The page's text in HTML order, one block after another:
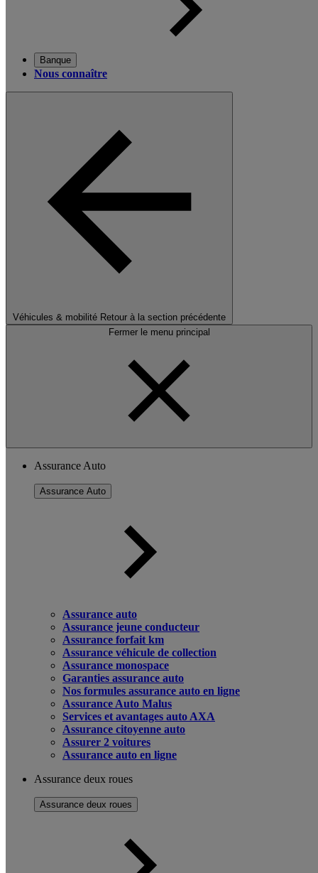
Banque
Nous connaître
Véhicules & mobilité Retour à la section précédente
Fermer le menu principal
Assurance Auto
Assurance Auto
Assurance auto
Assurance jeune conducteur
Assurance forfait km
Assurance véhicule de collection
Assurance monospace
Garanties assurance auto
Nos formules assurance auto en ligne
Assurance Auto Malus
Services et avantages auto AXA
Assurance citoyenne auto
Assurer 2 voitures
Assurance auto en ligne
Assurance deux roues
Assurance deux roues